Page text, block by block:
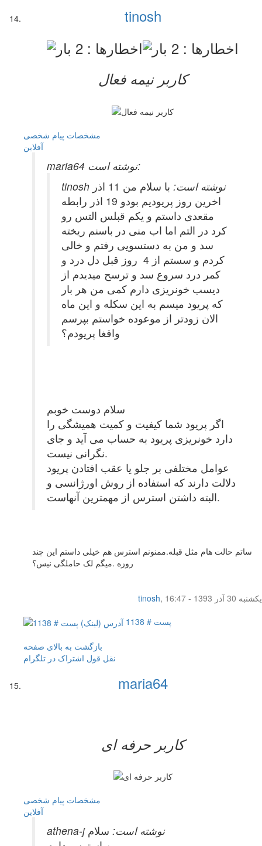
tinosh
کاربر نيمه فعال
مشخصات پیام شخصی
آفلاين
maria64 نوشته است:
tinosh نوشته است:
با سلام من 11 اذر
اخرین روز پریودیم بودو 19 اذر رابطه
مقعدی داستم و یکم قبلس التس رو
کرد در التم اما اب منی در باسنم ریخته
سد و من به دستسویی رفتم و خالی
کردم و سستم از 4 روز قبل دل درد و
کمر درد سروع سد و ترسح میدیدم از
دیسب خونریزی دارم کمی من هر بار
که پریود میسم به این سکله و این ماه
الان زودتر از موعوده خواستم بپرسم
واقغا پریودم؟
سلام دوست خوبم
اگر پریود شما کیفیت و کمیت همیشگی را
دارد خونریزی پریود به حساب می آید و جای
نگرانی نیست.
عوامل مختلفی بر جلو یا عقب افتادن پریود
دلالت دارند که استفاده از روش اورژانسی و
البته داشتن استرس از مهمترین آنهاست.
ساتم حالت هام مثل قبله.ممنونم استرس هم خیلی داستم این چند
روزه .میگم لک حاملگی نیس؟
tinosh,
یکشنبه 30 آذر 1393 - 16:47
پست # 1138
بازگشت به بالای صفحه
نقل قول اشتراک در تلگرام
maria64
کاربر حرفه ای
مشخصات پیام شخصی
آفلاين
athena-j نوشته است: سلام